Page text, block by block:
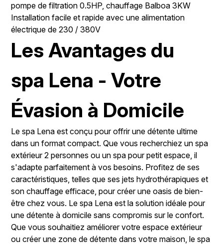
pompe de filtration 0.5HP, chauffage Balboa 3KW
Installation facile et rapide avec une alimentation
électrique de 230 / 380V
Les Avantages du
spa Lena - Votre
Évasion à Domicile
Le spa Lena est conçu pour offrir une détente ultime
dans un format compact. Que vous recherchiez un spa
extérieur 2 personnes ou un spa pour petit espace, il
s'adapte parfaitement à vos besoins. Profitez de ses
caractéristiques, telles que ses jets hydrothérapiques et
son chauffage efficace, pour créer une oasis de bien-
être chez vous. Le spa Lena est la solution idéale pour
une détente à domicile sans compromis sur le confort.
Que vous souhaitiez améliorer votre espace extérieur
ou créer une zone de détente dans votre maison, le spa